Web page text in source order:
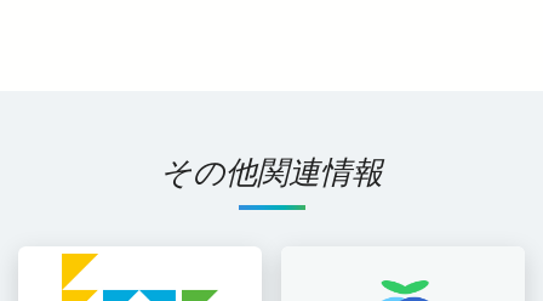
その他関連情報